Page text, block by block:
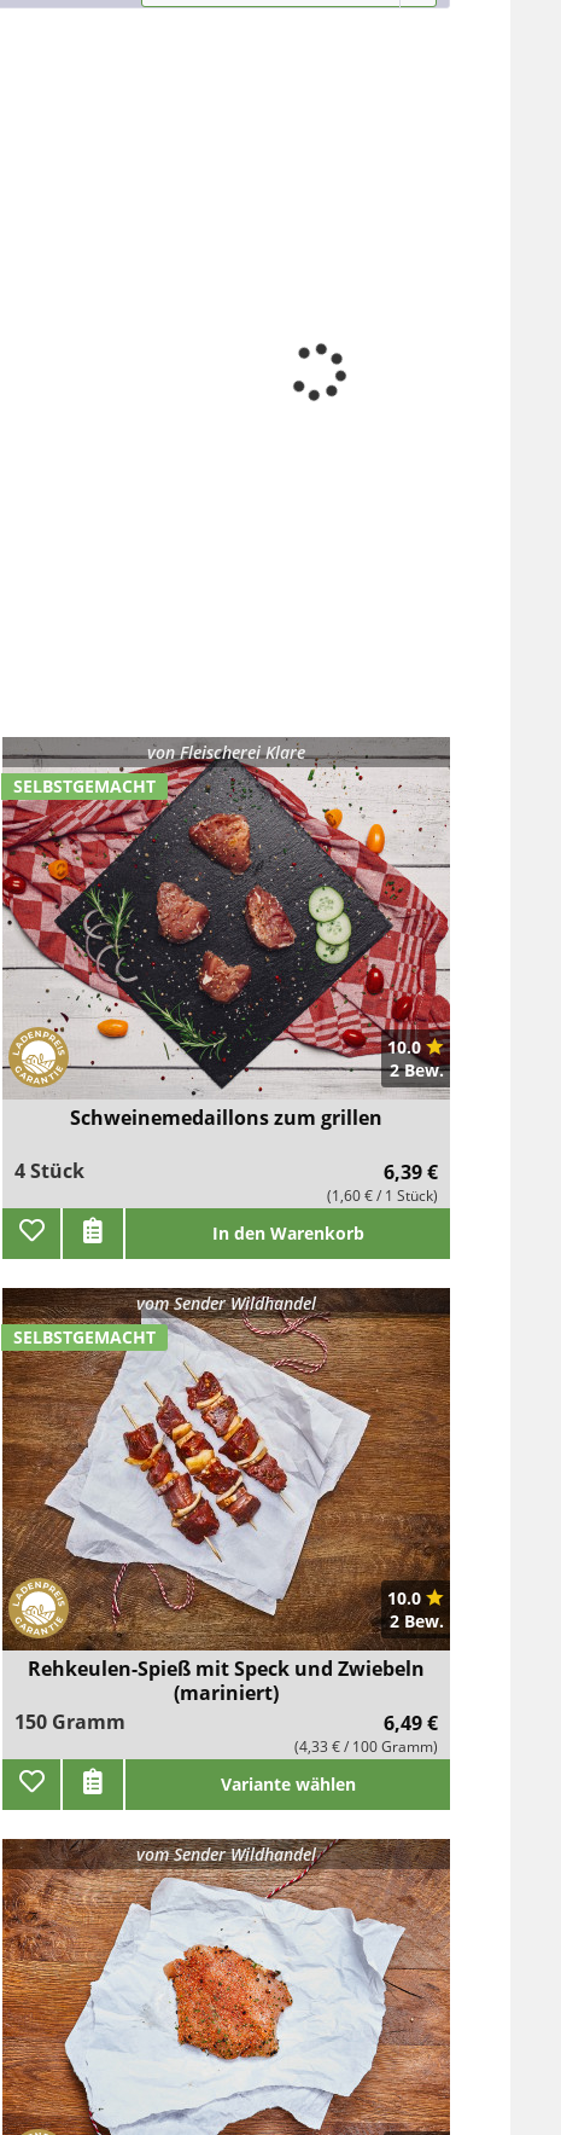
SELBSTGEMACHT
vonFleischerei Klare
10.0
2 Bew.
Schweinemedaillons zum grillen
4 Stück
6,39 €
(1,60 € / 1 Stück)
In den Warenkorb
SELBSTGEMACHT
vomSender Wildhandel
10.0
2 Bew.
Rehkeulen-Spieß mit Speck und Zwiebeln
(mariniert)
150 Gramm
6,49 €
(4,33 € / 100 Gramm)
Variante wählen
vomSender Wildhandel